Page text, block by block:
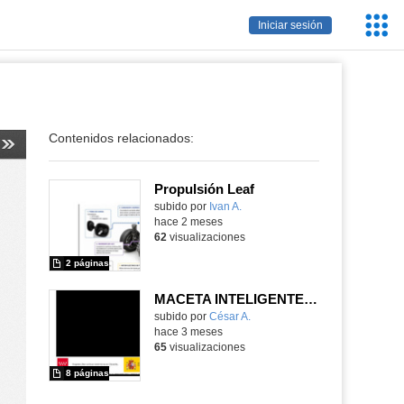
Iniciar sesión
Contenidos relacionados:
Propulsión Leaf
Contenido educativo.
subido por Ivan A.
2 páginas
hace 2 meses
62 visualizaciones
MACETA INTELIGENTE CON RIEGO POR SERVO O BOMBA
Contenido educativo.
subido por César A.
8 páginas
hace 3 meses
65visualizaciones